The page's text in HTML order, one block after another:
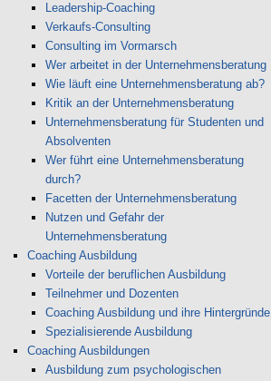
Leadership-Coaching
Verkaufs-Consulting
Consulting im Vormarsch
Wer arbeitet in der Unternehmensberatung
Wie läuft eine Unternehmensberatung ab?
Kritik an der Unternehmensberatung
Unternehmensberatung für Studenten und
Absolventen
Wer führt eine Unternehmensberatung
durch?
Facetten der Unternehmensberatung
Nutzen und Gefahr der
Unternehmensberatung
Coaching Ausbildung
Vorteile der beruflichen Ausbildung
Teilnehmer und Dozenten
Coaching Ausbildung und ihre Hintergründe
Spezialisierende Ausbildung
Coaching Ausbildungen
Ausbildung zum psychologischen